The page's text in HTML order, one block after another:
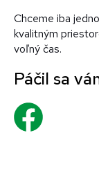
Chceme iba
kvalitným
voľný čas.